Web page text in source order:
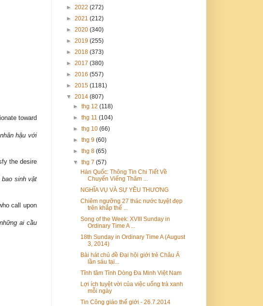
toward
hậu với
the desire
bao sinh vật
call upon
ai cầu
► 2022 (272)
► 2021 (212)
► 2020 (340)
► 2019 (255)
► 2018 (373)
► 2017 (380)
► 2016 (557)
► 2015 (1181)
▼ 2014 (807)
►thg 12(118)
►thg 11(104)
►thg 10(66)
►thg 9(60)
►thg 8(65)
▼thg 7(57)
Hàn Quốc: Thông Tin Chi Tiết Về
Chuyến Viếng Thăm ...
NGHĨA VỤ VÀ SỰ YÊU THƯƠNG
Chiêm ngưỡng 27 thác nước tuyệt đẹp
trên khắp thế ...
Song of the Week: XVIII Sunday in
Ordinary Time A ...
18th Sunday in Ordinary Time A (August
3, 2014)
Bài hát chủ đề Đại hội giới trẻ Châu Á
lần sáu tại...
Tĩnh tâm Tỉnh Dòng Đa Minh Việt Nam
Lợi ích tuyệt vời của việc uống trà xanh
mỗi ngày
Tin Công giáo thế giới - 26.7.2014